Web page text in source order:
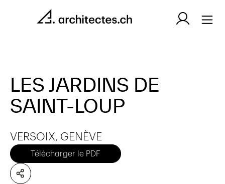
LES JARDINS DE
SAINT-LOUP
VERSOIX, GENÈVE
Télécharger le PDF